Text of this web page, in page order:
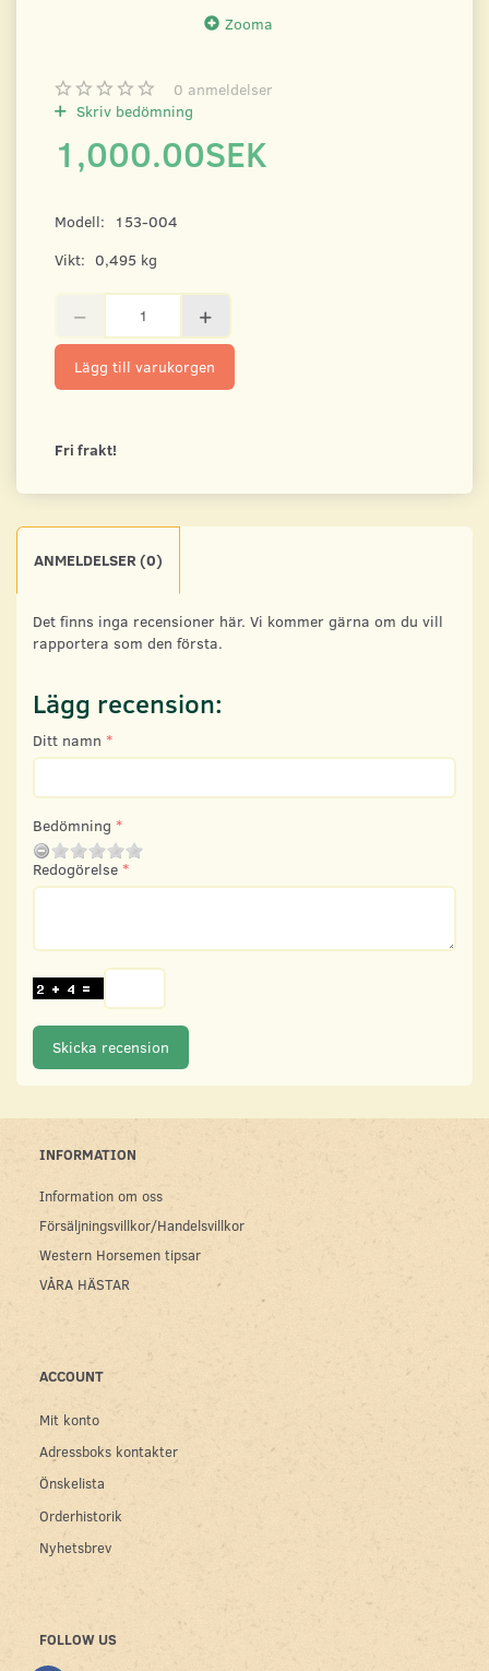
Zooma
0 anmeldelser
Skriv bedömning
1,000.00SEK
Modell:
153-004
Vikt: 0,495 kg
Lägg till varukorgen
Fri frakt!
ANMELDELSER (0)
Det finns inga recensioner här. Vi kommer gärna om du vill
rapportera som den första.
Lägg recension:
Ditt namn
Bedömning
Redogörelse
Skicka recension
INFORMATION
Information om oss
Försäljningsvillkor/Handelsvillkor
Western Horsemen tipsar
VÅRA HÄSTAR
ACCOUNT
Mit konto
Adressboks kontakter
Önskelista
Orderhistorik
Nyhetsbrev
FOLLOW US